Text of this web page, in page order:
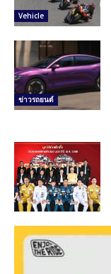
Vehicle
ข่าวรถยนต์